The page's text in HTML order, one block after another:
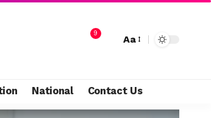
9
Aa
National Contact Us